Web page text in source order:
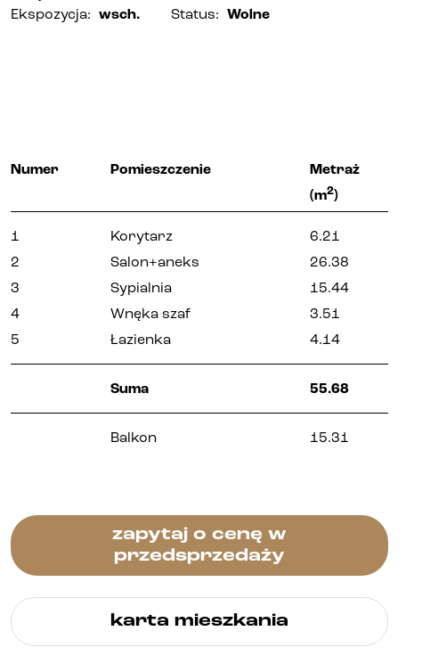
Ekspozycja: wsch. Status: Wolne
Numer Pomieszczenie
Metraż
(m2)
1 Korytarz
6.21
2
Salon+aneks
26.38
3
Sypialnia
15.44
4
Wnęka szaf
3.51
5
Łazienka 4.14
Suma 55.68
Balkon 15.31
zapytaj o cenę w
przedsprzedaży
karta mieszkania